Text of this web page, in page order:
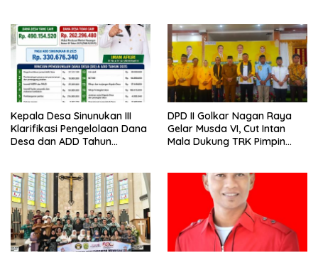
Kepala Desa Sinunukan III
Klarifikasi Pengelolaan Dana
Desa dan ADD Tahun
DPD II Golkar Nagan Raya
Gelar Musda VI, Cut Intan
Mala Dukung TRK Pimpin